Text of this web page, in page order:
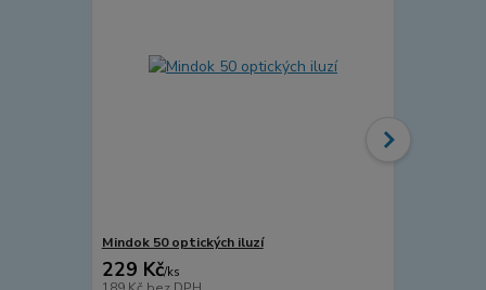
Mindok 50 optických iluzí
229 Kč/ks